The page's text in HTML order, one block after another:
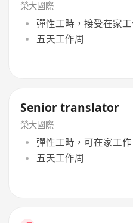
榮大國際
彈性工時，接受在家
五天工作周
Senior translator
榮大國際
彈性工時，可在家工作
五天工作周